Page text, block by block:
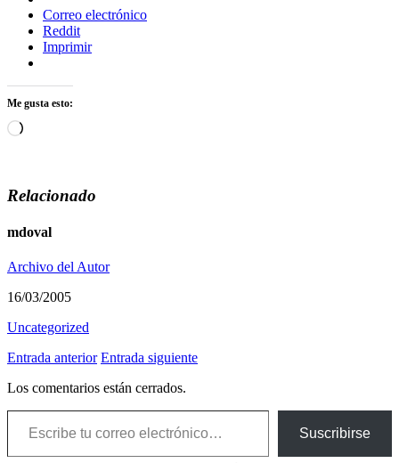
Correo electrónico
Reddit
Imprimir
Me gusta esto:
Cargando...
Relacionado
mdoval
Archivo del Autor
16/03/2005
Uncategorized
Entrada anterior Entrada siguiente
Los comentarios están cerrados.
Escribe tu correo electrónico…
Suscribirse